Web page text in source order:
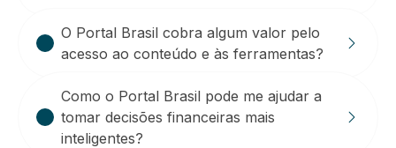
O Portal Brasil cobra algum valor pelo
acesso ao conteúdo e às ferramentas?
Como o Portal Brasil pode me ajudar a
tomar decisões financeiras mais
inteligentes?